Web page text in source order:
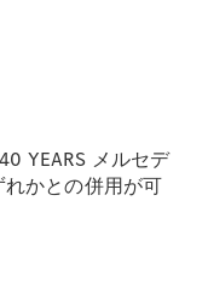
YEARS メルセデ
かとの併用が可